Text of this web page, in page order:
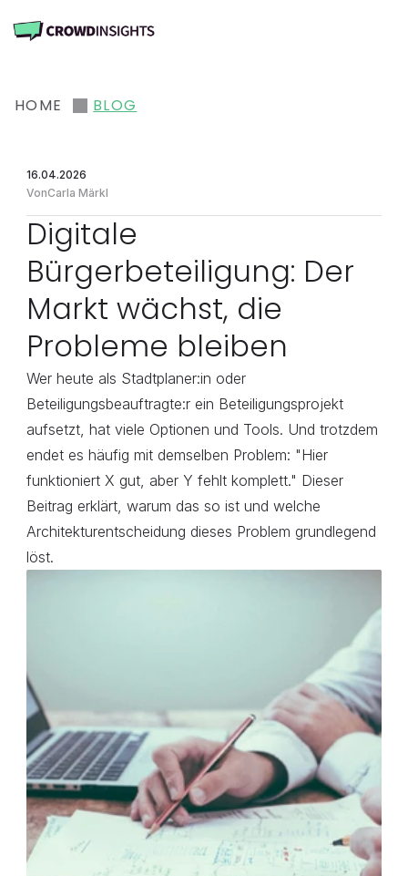
HOME BLOG
16.04.2026
VonCarla Märkl
Digitale
Bürgerbeteiligung: Der
Markt wächst, die
Probleme bleiben
Wer heute als Stadtplaner:in oder
Beteiligungsbeauftragte:r ein Beteiligungsprojekt
aufsetzt, hat viele Optionen und Tools. Und trotzdem
endet es häufig mit demselben Problem: "Hier
funktioniert X gut, aber Y fehlt komplett." Dieser
Beitrag erklärt, warum das so ist und welche
Architekturentscheidung dieses Problem grundlegend
löst.